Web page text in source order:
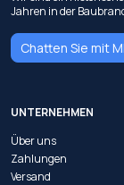
Jahren in der
Chatten Sie mit
UNTERNEHMEN
Über uns
Zahlungen
Versand